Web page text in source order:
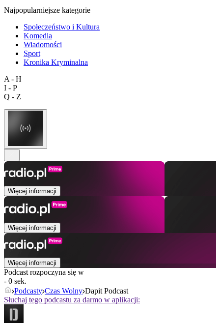
Najpopularniejsze kategorie
Społeczeństwo i Kultura
Komedia
Wiadomości
Sport
Kronika Kryminalna
A - H
I - P
Q - Z
Więcej informacji
Więcej informacji
Więcej informacji
Podcast rozpoczyna się w
- 0 sek.
Podcasty Czas Wolny Dapit Podcast
Słuchaj tego podcastu za darmo w aplikacji: